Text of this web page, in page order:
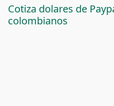
Cotiza dolares de
colombianos